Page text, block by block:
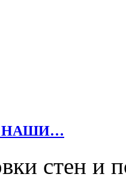
НАШИ…
стен и